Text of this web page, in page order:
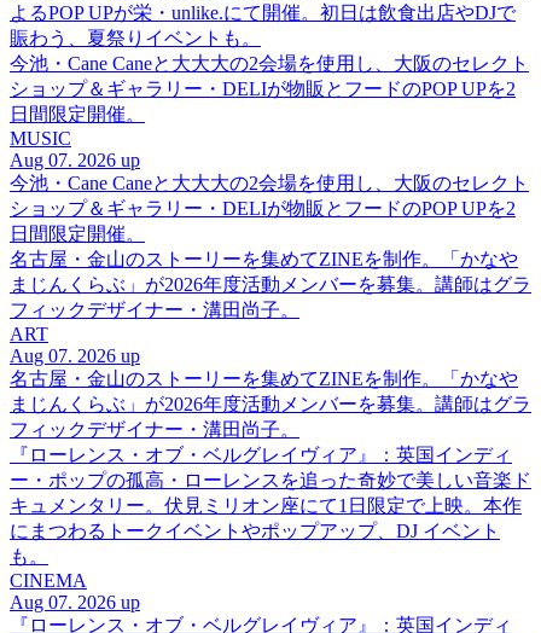
よるPOP UPが栄・unlike.にて開催。初日は飲食出店やDJで
賑わう、夏祭りイベントも。
今池・Cane Caneと大大大の2会場を使用し、大阪のセレクト
ショップ＆ギャラリー・DELIが物販とフードのPOP UPを2
日間限定開催。
MUSIC
Aug 07. 2026 up
今池・Cane Caneと大大大の2会場を使用し、大阪のセレクト
ショップ＆ギャラリー・DELIが物販とフードのPOP UPを2
日間限定開催。
名古屋・金山のストーリーを集めてZINEを制作。「かなや
まじんくらぶ」が2026年度活動メンバーを募集。講師はグラ
フィックデザイナー・溝田尚子。
ART
Aug 07. 2026 up
名古屋・金山のストーリーを集めてZINEを制作。「かなや
まじんくらぶ」が2026年度活動メンバーを募集。講師はグラ
フィックデザイナー・溝田尚子。
『ローレンス・オブ・ベルグレイヴィア』：英国インディ
ー・ポップの孤高・ローレンスを追った奇妙で美しい音楽ド
キュメンタリー。伏見ミリオン座にて1日限定で上映。本作
にまつわるトークイベントやポップアップ、DJ イベント
も。
CINEMA
Aug 07. 2026 up
『ローレンス・オブ・ベルグレイヴィア』：英国インディ